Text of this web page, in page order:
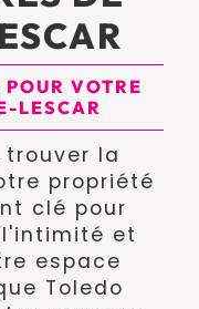
VOTRE
LESCAR
trouver la
propriété
clé pour
et
espace
Toledo